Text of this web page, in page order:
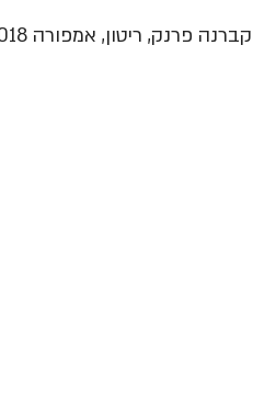
קברנה פרנק, ריטון, אמפורה 2018